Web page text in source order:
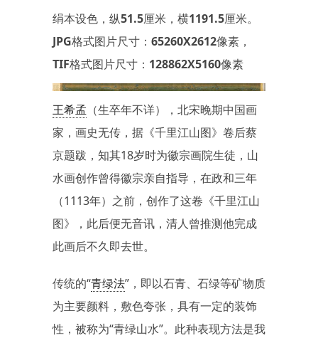
绢本设色，纵51.5厘米，横1191.5厘米。
JPG格式图片尺寸：65260X2612像素，
TIF格式图片尺寸：128862X5160像素
王希孟 （生卒年不详），北宋晚期中国画
家，画史无传，据《千里江山图》卷后蔡
京题跋，知其18岁时为徽宗画院生徒，山
水画创作曾得徽宗亲自指导，在政和三年
（1113年）之前，创作了这卷《千里江山
图》，此后便无音讯，清人曾推测他完成
此画后不久即去世。
传统的“青绿法”，即以石青、石绿等矿物质
为主要颜料，敷色夸张，具有一定的装饰
性，被称为“青绿山水”。此种表现方法是我